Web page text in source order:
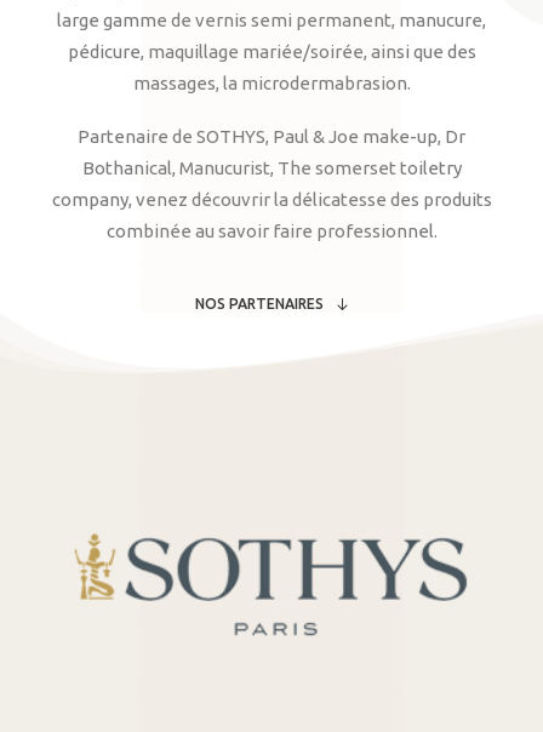
large gamme de vernis semi permanent, manucure,
pédicure, maquillage mariée/soirée, ainsi que des
massages, la microdermabrasion.
Partenaire de SOTHYS, Paul & Joe make-up, Dr
Bothanical, Manucurist, The somerset toiletry
company, venez découvrir la délicatesse des produits
combinée au savoir faire professionnel.
NOS PARTENAIRES